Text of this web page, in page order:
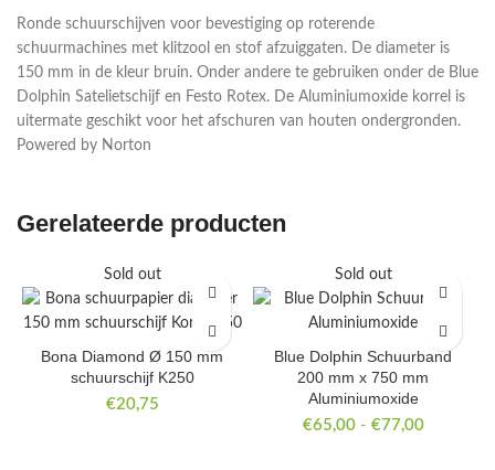
Ronde schuurschijven voor bevestiging op roterende
schuurmachines met klitzool en stof afzuiggaten. De diameter is
150 mm in de kleur bruin. Onder andere te gebruiken onder de Blue
Dolphin Satelietschijf en Festo Rotex. De Aluminiumoxide korrel is
uitermate geschikt voor het afschuren van houten ondergronden.
Powered by Norton
Gerelateerde producten
Sold out
Bona Diamond Ø 150 mm
schuurschijf K250
€20,75
Sold out
Blue Dolphin Schuurband
200 mm x 750 mm
Aluminiumoxide
€65,00 - €77,00